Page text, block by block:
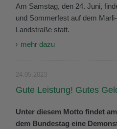
Am Samstag, den 24. Juni,
und Sommerfest auf dem
Landstraße statt.
mehr dazu
24.05.2023
Gute Leistung! Gutes
Unter diesem Motto findet
dem Bundestag eine